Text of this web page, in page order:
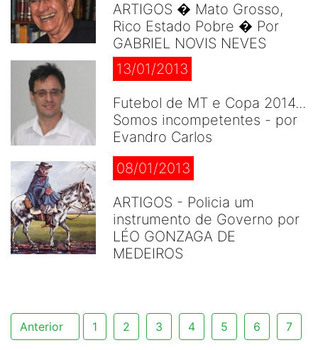
ARTIGOS � Mato Grosso,
Rico Estado Pobre � Por
GABRIEL NOVIS NEVES
13/01/2013
Futebol de MT e Copa 2014...
Somos incompetentes - por
Evandro Carlos
08/01/2013
ARTIGOS - Policia um
instrumento de Governo por
LÉO GONZAGA DE
MEDEIROS
Anterior 1 2 3 4 5 6 7